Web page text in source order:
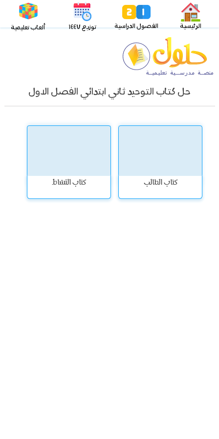
الرئيسية الفصول الدراسية توزيع ١٤٤٧ ألعاب تعليمية
حل كتاب التوحيد ثاني ابتدائي الفصل الاول
كتاب الطالب كتاب النشاط